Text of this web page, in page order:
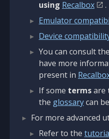
using Recalbox
.
Emulator
Device
You can consult the
have more
present in
If some termsare
the glossarycan
For more advanced
Refer to the